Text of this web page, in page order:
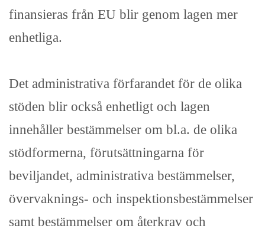
finansieras från EU blir genom lagen mer
enhetliga.
Det administrativa förfarandet för de olika
stöden blir också enhetligt och lagen
innehåller bestämmelser om bl.a. de olika
stödformerna, förutsättningarna för
beviljandet, administrativa bestämmelser,
övervaknings- och inspektionsbestämmelser
samt bestämmelser om återkrav och